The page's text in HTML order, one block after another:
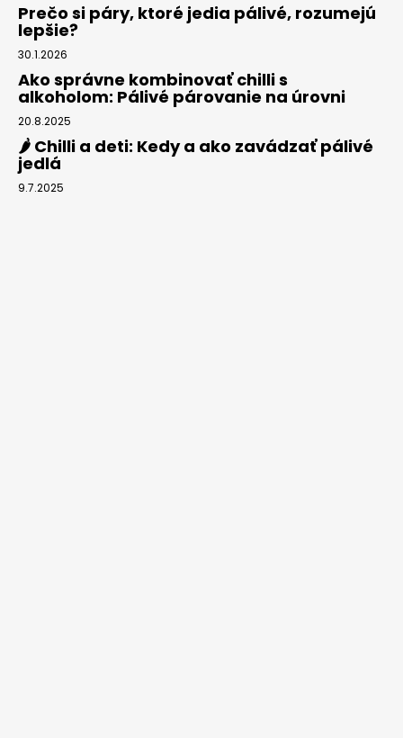
Prečo si páry, ktoré jedia pálivé, rozumejú
lepšie?
30.1.2026
Ako správne kombinovať chilli s
alkoholom: Pálivé párovanie na úrovni
20.8.2025
🌶️ Chilli a deti: Kedy a ako zavádzať pálivé
jedlá
9.7.2025